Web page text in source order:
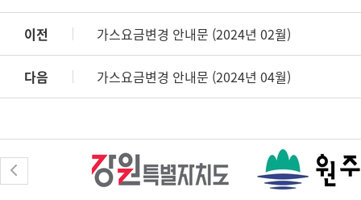
이전 가스요금변경 안내문 (2024년 02월)
다음 가스요금변경 안내문 (2024년 04월)